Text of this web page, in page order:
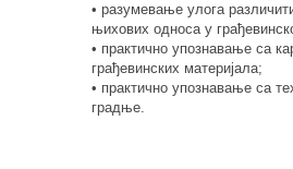
• разумевање улога
њихових односа у
• практично упознавање са
грађевинских материјала;
• практично упознавање са
градње.